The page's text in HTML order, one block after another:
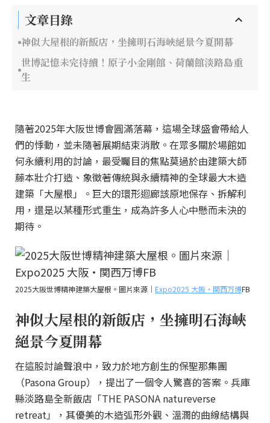
文章目錄
神似大屋根的新飯店，坐擁明石海峽絕景今夏開幕
世博記憶未完待續！原子小金剛館、荷蘭館淡路島重
生
隨著2025年大阪世博會圓滿落幕，這場全球盛會帶給人
們的悸動，並未隨著展期結束消散。在眾多關於場館如
何永續利用的討論，最受矚目的焦點莫過於由建築大師
藤本壯介打造、象徵著傳統與永續精神的全球最大木造
建築「大屋根」。巨大的環形迴廊該原地保存、拆解利
用，還是以某種形式重生，成為許多人心中懸而未決的
期待。
2025大阪世博精神建築大屋根。圖片來源｜ Expo2025 大阪・関西万博FB
神似大屋根的新飯店，坐擁明石海峽
絕景今夏開幕
在這股討論聲浪中，致力於地方創生的保聖那集團
（Pasona Group），提出了一個令人驚喜的答案。兵庫
縣淡路島全新飯店「THE PASONA natureverse
retreat」，其優美的木造弧形外觀、溫潤的曲線結構與